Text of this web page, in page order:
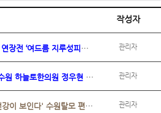
작성자
[TV조선 글로벌프로젝트 인생의 연장전 ‘여드름 지루성피부염 아토피’ 치료.. 관리자
[JTBC 미라클푸드 탈모치료편] 수원 하늘토한의원 정우현 원장님 2022/08/13 방.. 관리자
[채널A 특집다큐 '주름을 보면 건강이 보인다' 수원탈모 편 정우현원장님 출연].. 관리자